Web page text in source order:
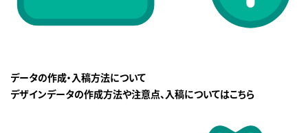
データの作成・入稿方法について
デザインデータの作成方法や注意点、入稿についてはこちら